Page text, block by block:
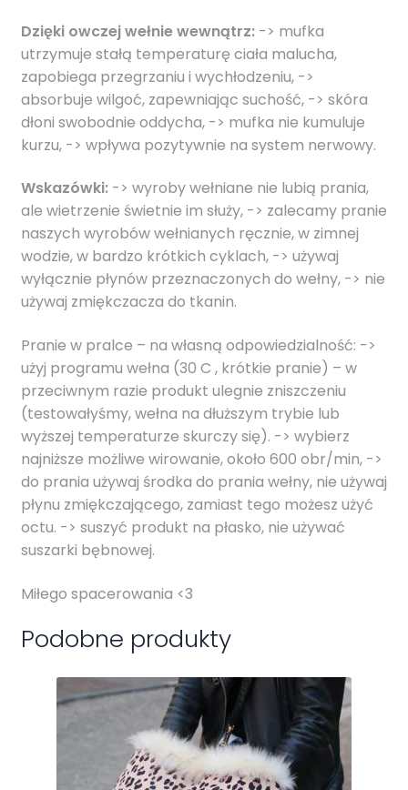
Dzięki owczej wełnie wewnątrz:-> mufka
utrzymuje stałą temperaturę ciała malucha,
zapobiega przegrzaniu i wychłodzeniu, ->
absorbuje wilgoć, zapewniając suchość, -> skóra
dłoni swobodnie oddycha, -> mufka nie kumuluje
kurzu, -> wpływa pozytywnie na system nerwowy.
Wskazówki:-> wyroby wełniane nie lubią prania,
ale wietrzenie świetnie im służy, -> zalecamy pranie
naszych wyrobów wełnianych ręcznie, w zimnej
wodzie, w bardzo krótkich cyklach, -> używaj
wyłącznie płynów przeznaczonych do wełny, -> nie
używaj zmiękczacza do tkanin.
Pranie w pralce – na własną odpowiedzialność: ->
użyj programu wełna (30 C , krótkie pranie) – w
przeciwnym razie produkt ulegnie zniszczeniu
(testowałyśmy, wełna na dłuższym trybie lub
wyższej temperaturze skurczy się). -> wybierz
najniższe możliwe wirowanie, około 600 obr/min, ->
do prania używaj środka do prania wełny, nie używaj
płynu zmiękczającego, zamiast tego możesz użyć
octu. -> suszyć produkt na płasko, nie używać
suszarki bębnowej.
Miłego spacerowania <3
Podobne produkty